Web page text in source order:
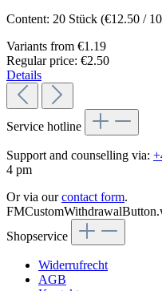
Content: 20 Stück (€12.50 /
Variants from €1.19
Regular price: €2.50
Details
Service hotline
Support and counselling via:
4 pm
Or via ourcontact form.
Shopservice
Widerrufrecht
AGB